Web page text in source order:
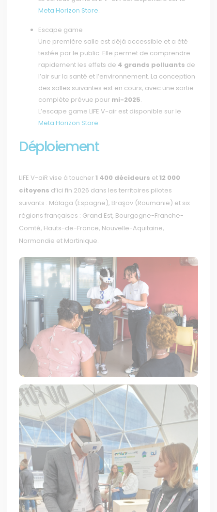
Meta Horizon Store.
Escape game
Une première salle est déjà accessible et a été
testée par le public. Elle permet de comprendre
rapidement les effets de 4 grands polluants de
l’air sur la santé et l’environnement. La conception
des salles suivantes est en cours, avec une sortie
complète prévue pour mi-2025.
L’escape game LIFE V-air est disponible sur le
Meta Horizon Store.
Déploiement
LIFE V-aiR vise à toucher 1 400 décideurs et12 000
citoyens d’ici fin 2026 dans les territoires pilotes
suivants : Málaga (Espagne), Braşov (Roumanie) et six
régions françaises : Grand Est, Bourgogne-Franche-
Comté, Hauts-de-France, Nouvelle-Aquitaine,
Normandie et Martinique.